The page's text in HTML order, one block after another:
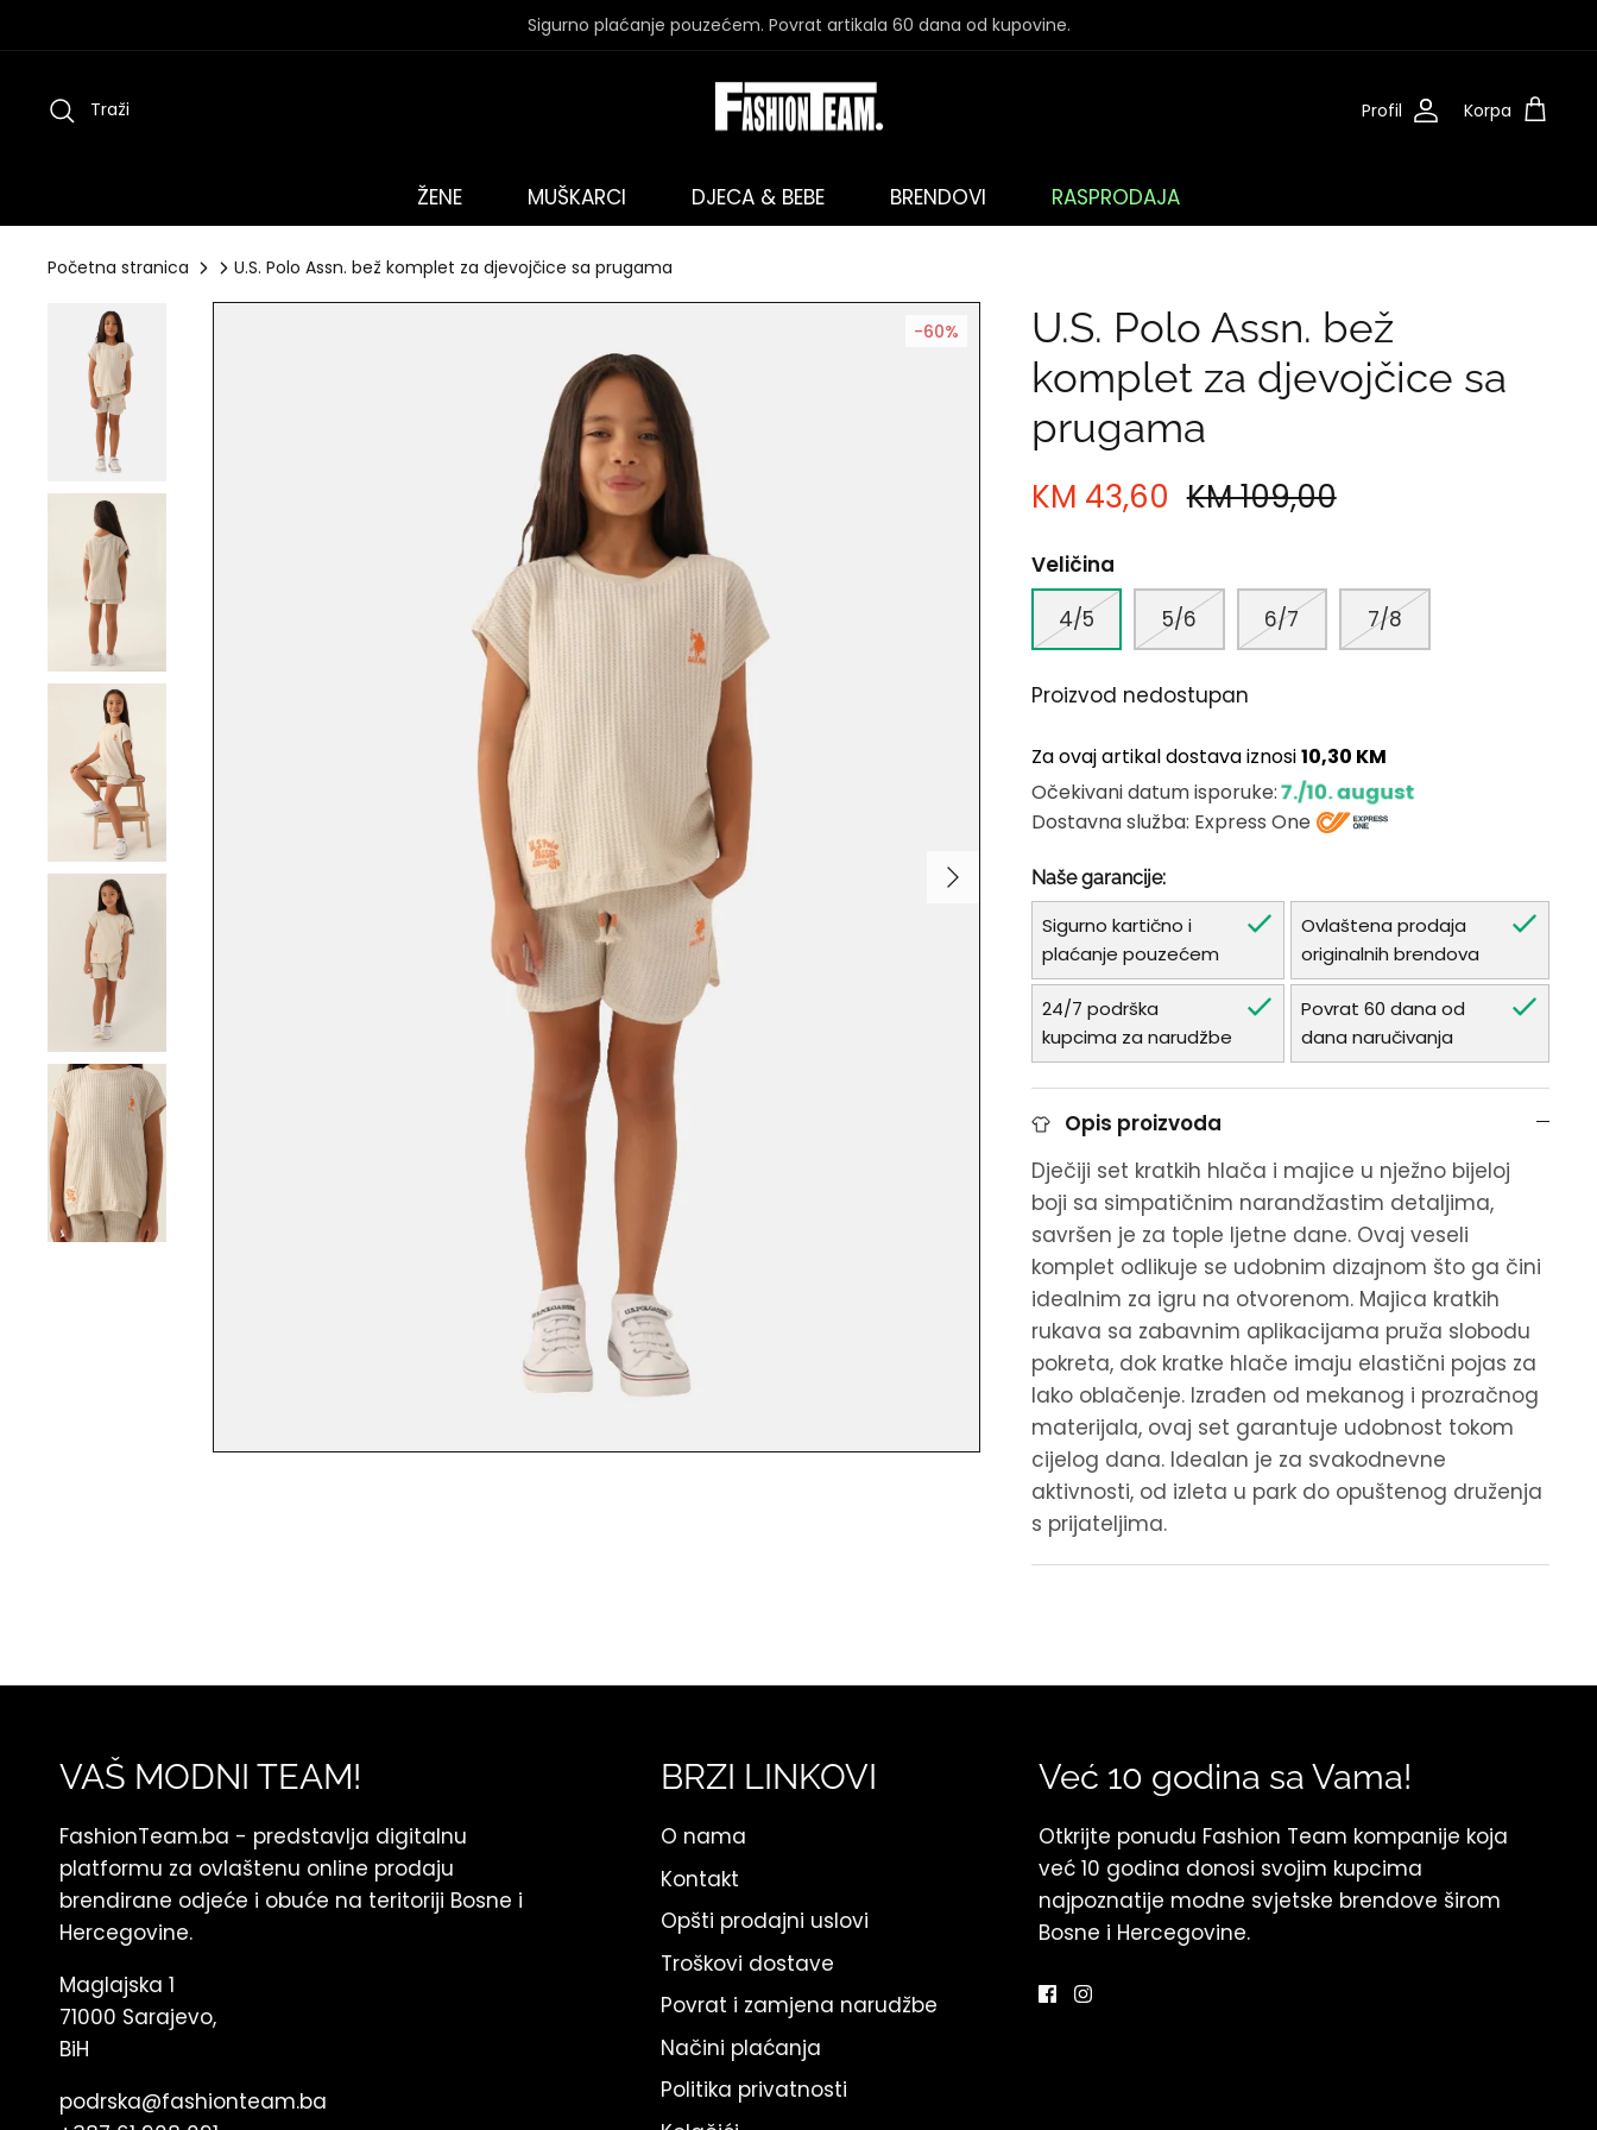
Sigurno plaćanje pouzećem. Povrat artikala 60 dana od kupovine.
Traži Profil Korpa
ŽENE MUŠKARCI DJECA & BEBE BRENDOVI RASPRODAJA
Početna stranica U.S. Polo Assn. bež komplet za djevojčice sa prugama
-60%
U.S. Polo Assn. bež
komplet za djevojčice sa
prugama
KM 43,60 KM 109,00
Veličina
4/5
5/6 6/7 7/8
Proizvod nedostupan
Za ovaj artikal dostava iznosi10,30 KM
Očekivani datum isporuke:7./10. august
Dostavna služba: Express One
Naše garancije:
Sigurno kartično i
plaćanje pouzećem
Ovlaštena prodaja
originalnih brendova
24/7 podrška
kupcima za narudžbe
Povrat 60 dana od
dana naručivanja
Opis proizvoda
Dječiji set kratkih hlača i majice u nježno bijeloj
boji sa simpatičnim narandžastim detaljima,
savršen je za tople ljetne dane. Ovaj veseli
komplet odlikuje se udobnim dizajnom što ga čini
idealnim za igru na otvorenom. Majica kratkih
rukava sa zabavnim aplikacijama pruža slobodu
pokreta, dok kratke hlače imaju elastični pojas za
lako oblačenje. Izrađen od mekanog i prozračnog
materijala, ovaj set garantuje udobnost tokom
cijelog dana. Idealan je za svakodnevne
aktivnosti, od izleta u park do opuštenog druženja
s prijateljima.
VAŠ MODNI TEAM!
FashionTeam.ba - predstavlja digitalnu
platformu za ovlaštenu online prodaju
brendirane odjeće i obuće na teritoriji Bosne i
Hercegovine.
Maglajska 1
71000 Sarajevo,
BiH
podrska@fashionteam.ba
BRZI LINKOVI
O nama
Kontakt
Opšti prodajni uslovi
Troškovi dostave
Povrat i zamjena narudžbe
Načini plaćanja
Politika privatnosti
Već 10 godina sa Vama!
Otkrijte ponudu Fashion Team kompanije koja
već 10 godina donosi svojim kupcima
najpoznatije modne svjetske brendove širom
Bosne i Hercegovine.